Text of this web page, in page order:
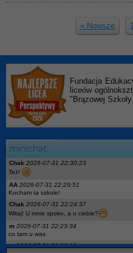
« Nowsze
Fundacja
liceów
"Brązowej
Chak 2026-07-31 22:30:23
Też!
AA 2026-07-31 22:29:51
Kocham ta szkole!
Chak 2026-07-31 22:24:37
Witaj! U mnie spoko, a u ciebie?
m 2026-07-31 22:23:34
co tam u was
m 2026-07-31 22:23:18